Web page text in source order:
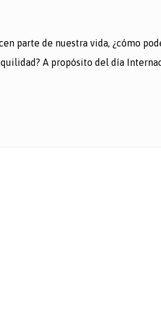
parte de nuestra vida, ¿cómo
A propósito del día